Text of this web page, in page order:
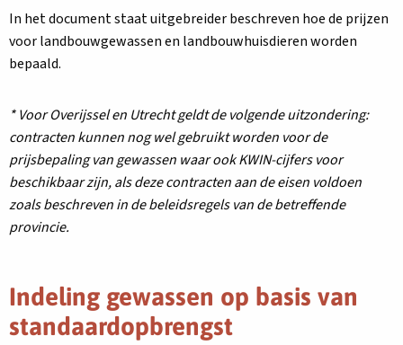
In het documentDeze
link
een
nieuw
tabblad
staat uitgebreider beschreven hoe de prijzen
voor landbouwgewassen en landbouwhuisdieren worden
bepaald.
* Voor Overijssel en Utrecht geldt de volgende uitzondering:
contracten kunnen nog wel gebruikt worden voor de
prijsbepaling van gewassen waar ook KWIN-cijfers voor
beschikbaar zijn, als deze contracten aan de eisen voldoen
zoals beschreven in de beleidsregels van de betreffende
provincie.
Indeling gewassen op basis van
standaardopbrengst